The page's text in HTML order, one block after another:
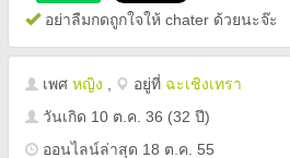
อย่าลืมกดถูกใจให้ chater ด้วยนะจ๊ะ
เพศ หญิง อยู่ที่ ฉะเชิงเทรา
วันเกิด 10 ต.ค. 36 (32 ปี)
ออนไลน์ล่าสุด 18 ต.ค. 55